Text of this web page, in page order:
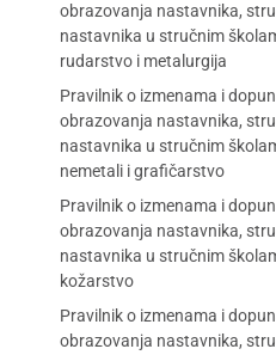
obrazovanja nastavnika,
nastavnika u stručnim
rudarstvo i metalurgija
Pravilnik o izmenama i
obrazovanja nastavnika,
nastavnika u stručnim
nemetali i grafičarstvo
Pravilnik o izmenama i
obrazovanja nastavnika,
nastavnika u stručnim
kožarstvo
Pravilnik o izmenama i
obrazovanja nastavnika,